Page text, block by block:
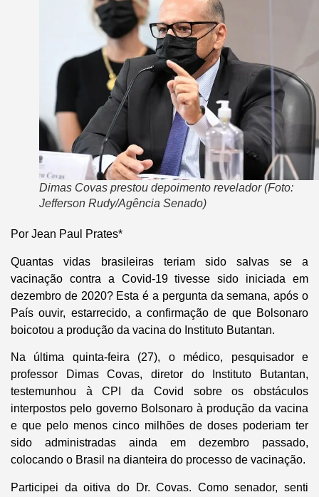
Dimas Covas prestou depoimento revelador (Foto:
Jefferson Rudy/Agência Senado)
Por Jean Paul Prates*
Quantas vidas brasileiras teriam sido salvas se a
vacinação contra a Covid-19 tivesse sido iniciada em
dezembro de 2020? Esta é a pergunta da semana, após o
País ouvir, estarrecido, a confirmação de que Bolsonaro
boicotou a produção da vacina do Instituto Butantan.
Na última quinta-feira (27), o médico, pesquisador e
professor Dimas Covas, diretor do Instituto Butantan,
testemunhou à CPI da Covid sobre os obstáculos
interpostos pelo governo Bolsonaro à produção da vacina
e que pelo menos cinco milhões de doses poderiam ter
sido administradas ainda em dezembro passado,
colocando o Brasil na dianteira do processo de vacinação.
Participei da oitiva do Dr. Covas. Como senador, senti